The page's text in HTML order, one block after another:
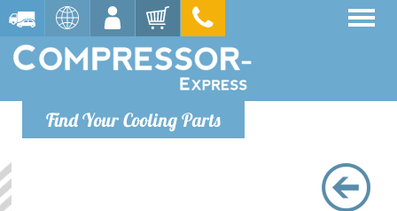
Find Your Cooling Parts